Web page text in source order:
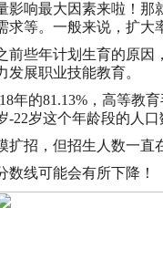
响最大因素来啦！
等。一般来说，扩大
前些年计划生育的原
展职业技能教育。
年的81.13%，高等教
-22岁这个年龄段的人口
招，但招生人数一直
线可能会有所下降！